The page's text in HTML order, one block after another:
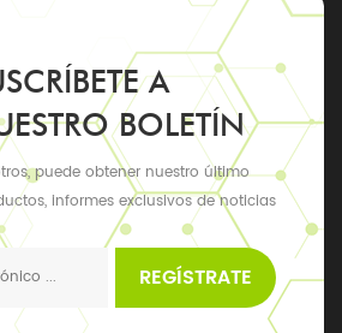
A
BOLETÍN
puede obtener nuestro último
informes exclusivos de noticias
los últimos eventos locales
REGÍSTRATE